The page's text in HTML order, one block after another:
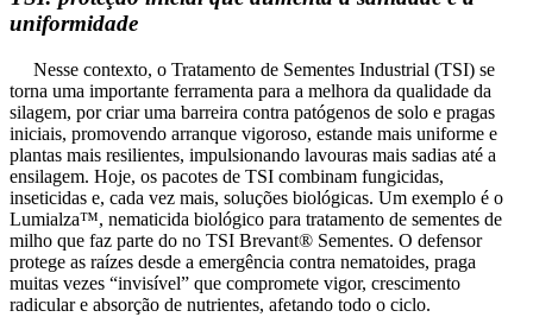
uniformidade
Nesse contexto, o Tratamento de Sementes Industrial (TSI) se
torna uma importante ferramenta para a melhora da qualidade da
silagem, por criar uma barreira contra patógenos de solo e pragas
iniciais, promovendo arranque vigoroso, estande mais uniforme e
plantas mais resilientes, impulsionando lavouras mais sadias até a
ensilagem. Hoje, os pacotes de TSI combinam fungicidas,
inseticidas e, cada vez mais, soluções biológicas. Um exemplo é o
Lumialza™, nematicida biológico para tratamento de sementes de
milho que faz parte do no TSI Brevant® Sementes. O defensor
protege as raízes desde a emergência contra nematoides, praga
muitas vezes “invisível” que compromete vigor, crescimento
radicular e absorção de nutrientes, afetando todo o ciclo.